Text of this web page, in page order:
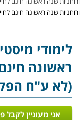
ורוחניות שנה ראשונה חינם
לימודי
ראשונה
(לא ע"ח
אני מעוניין לקבל